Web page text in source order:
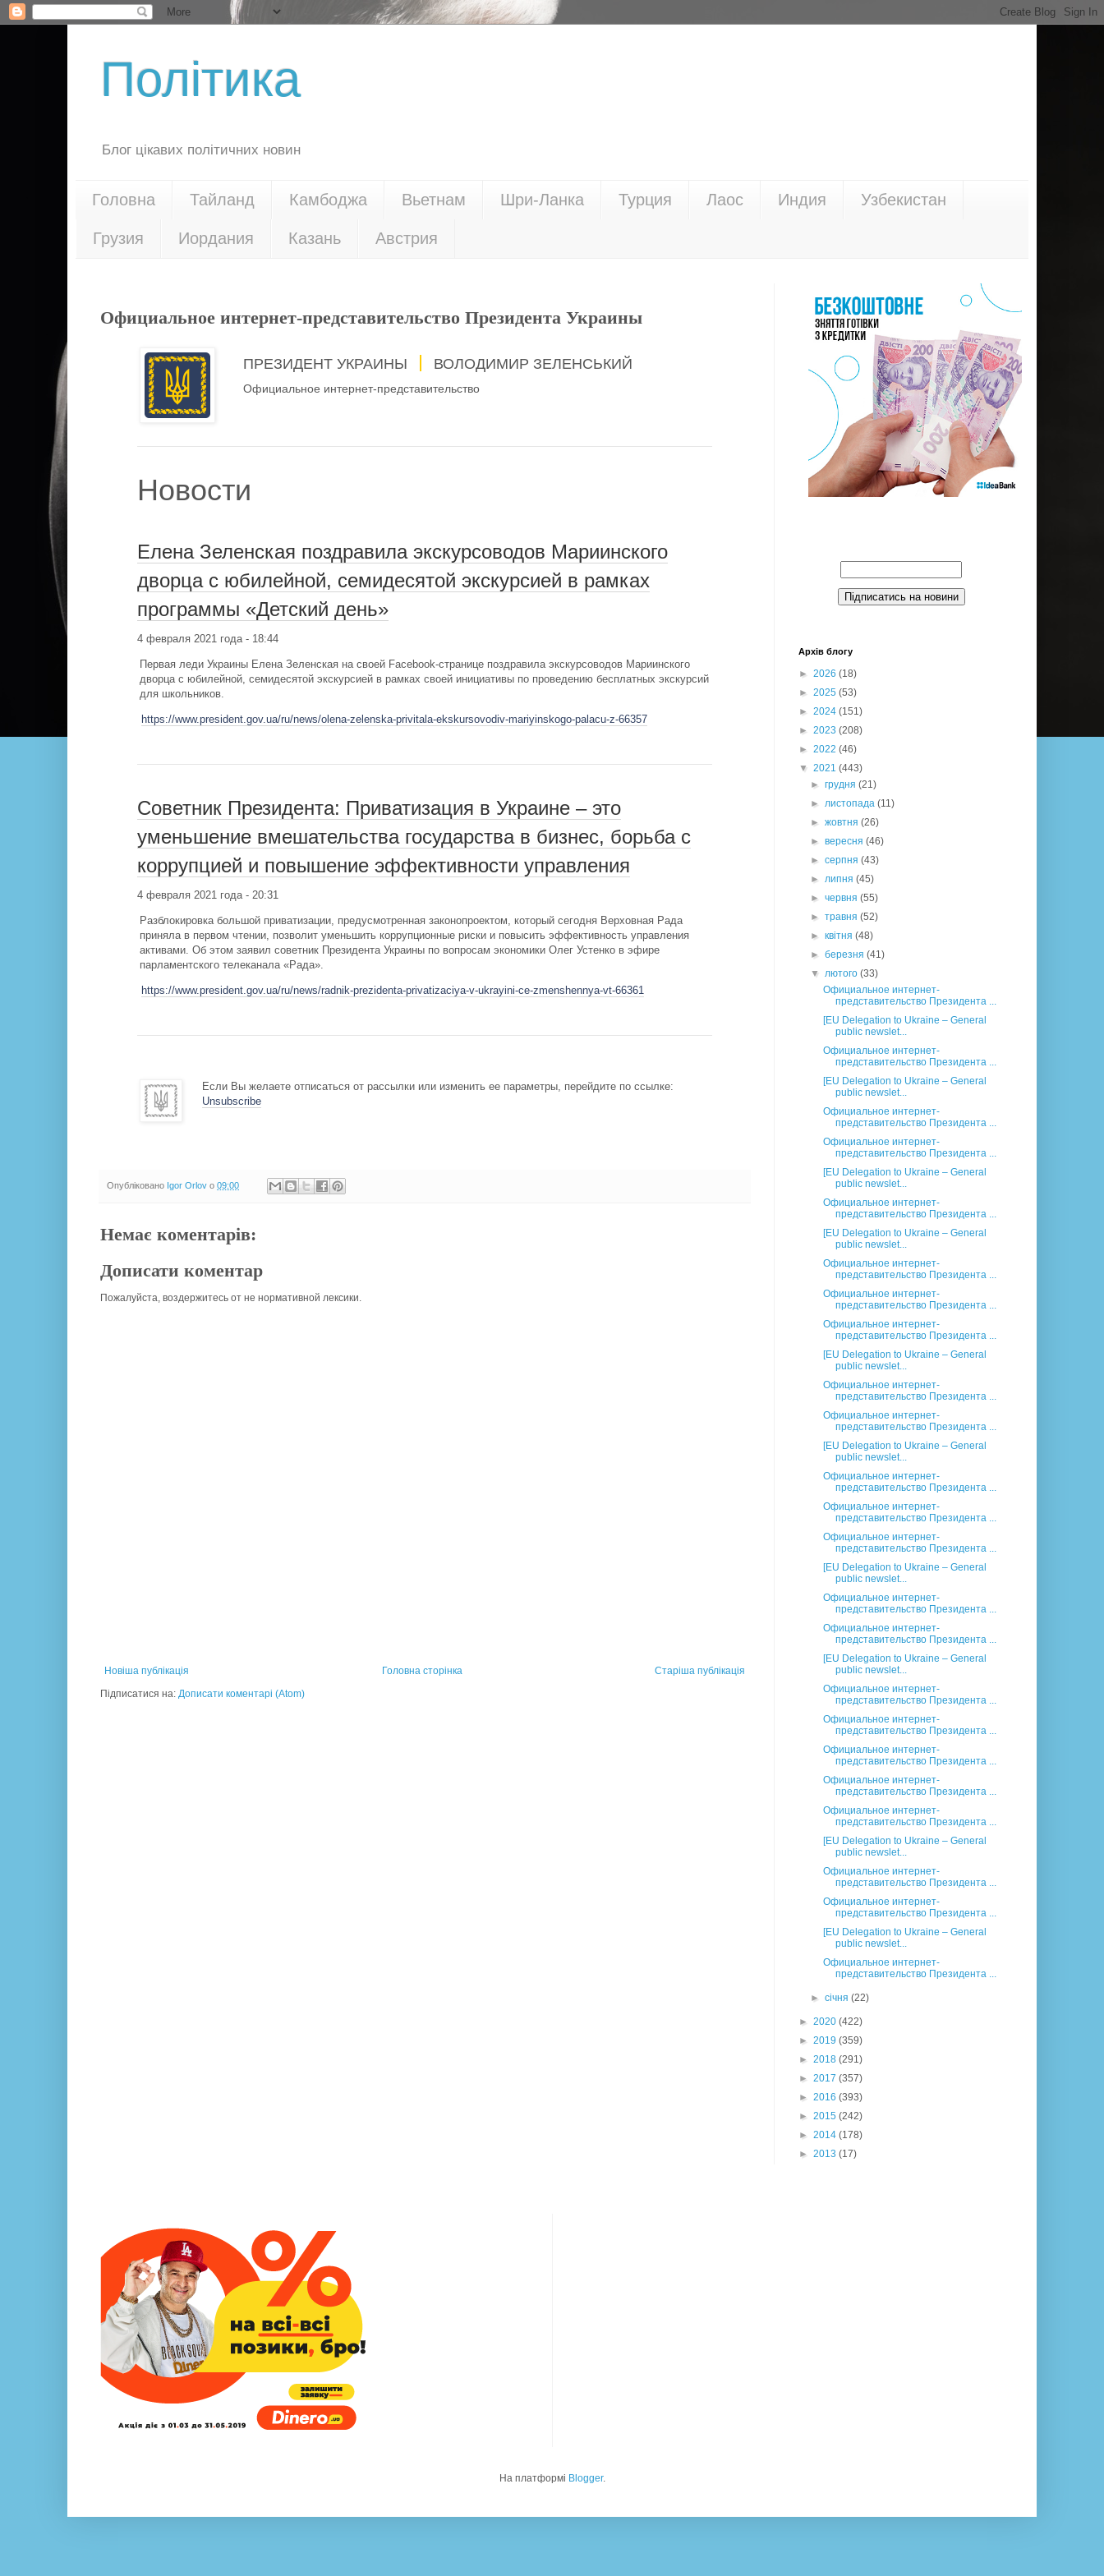
Політика
Блог цікавих політичних новин
Головна Тайланд Камбоджа Вьетнам Шри-Ланка Турция Лаос Индия Узбекистан
Грузия Иордания Казань Австрия
Официальное интернет-представительство Президента Украины
ПРЕЗИДЕНТ УКРАИНЫ ВОЛОДИМИР ЗЕЛЕНСЬКИЙ
Официальное интернет-представительство
Новости
Елена Зеленская поздравила экскурсоводов Мариинского
дворца с юбилейной, семидесятой экскурсией в рамках
программы «Детский день»
4 февраля 2021 года - 18:44
Первая леди Украины Елена Зеленская на своей Facebook-странице поздравила экскурсоводов Мариинского
дворца с юбилейной, семидесятой экскурсией в рамках своей инициативы по проведению бесплатных экскурсий
для школьников.
https://www.president.gov.ua/ru/news/olena-zelenska-privitala-ekskursovodiv-mariyinskogo-palacu-z-66357
Советник Президента: Приватизация в Украине – это
уменьшение вмешательства государства в бизнес, борьба с
коррупцией и повышение эффективности управления
4 февраля 2021 года - 20:31
Разблокировка большой приватизации, предусмотренная законопроектом, который сегодня Верховная Рада
приняла в первом чтении, позволит уменьшить коррупционные риски и повысить эффективность управления
активами. Об этом заявил советник Президента Украины по вопросам экономики Олег Устенко в эфире
парламентского телеканала «Рада».
https://www.president.gov.ua/ru/news/radnik-prezidenta-privatizaciya-v-ukrayini-ce-zmenshennya-vt-66361
Если Вы желаете отписаться от рассылки или изменить ее параметры, перейдите по ссылке:
Unsubscribe
Опубліковано Igor Orlov о 09:00
Немає коментарів:
Дописати коментар
Пожалуйста, воздержитесь от не нормативной лексики.
Новіша публікація Старіша публікація
Головна сторінка
Підписатися на: Дописати коментарі (Atom)
Архів блогу
► 2026 (18)
► 2025 (53)
► 2024 (151)
► 2023 (208)
► 2022 (46)
▼ 2021 (443)
►грудня(21)
►листопада(11)
►жовтня(26)
►вересня(46)
►серпня(43)
►липня(45)
►червня(55)
►травня(52)
►квітня(48)
►березня(41)
▼лютого(33)
Официальное интернет-
представительство Президента ...
[EU Delegation to Ukraine – General
public newslet...
Официальное интернет-
представительство Президента ...
[EU Delegation to Ukraine – General
public newslet...
Официальное интернет-
представительство Президента ...
Официальное интернет-
представительство Президента ...
[EU Delegation to Ukraine – General
public newslet...
Официальное интернет-
представительство Президента ...
[EU Delegation to Ukraine – General
public newslet...
Официальное интернет-
представительство Президента ...
Официальное интернет-
представительство Президента ...
Официальное интернет-
представительство Президента ...
[EU Delegation to Ukraine – General
public newslet...
Официальное интернет-
представительство Президента ...
Официальное интернет-
представительство Президента ...
[EU Delegation to Ukraine – General
public newslet...
Официальное интернет-
представительство Президента ...
Официальное интернет-
представительство Президента ...
Официальное интернет-
представительство Президента ...
[EU Delegation to Ukraine – General
public newslet...
Официальное интернет-
представительство Президента ...
Официальное интернет-
представительство Президента ...
[EU Delegation to Ukraine – General
public newslet...
Официальное интернет-
представительство Президента ...
Официальное интернет-
представительство Президента ...
Официальное интернет-
представительство Президента ...
Официальное интернет-
представительство Президента ...
Официальное интернет-
представительство Президента ...
[EU Delegation to Ukraine – General
public newslet...
Официальное интернет-
представительство Президента ...
Официальное интернет-
представительство Президента ...
[EU Delegation to Ukraine – General
public newslet...
Официальное интернет-
представительство Президента ...
►січня(22)
► 2020 (422)
► 2019 (359)
► 2018 (291)
► 2017 (357)
► 2016 (393)
► 2015 (242)
► 2014 (178)
► 2013 (17)
На платформі Blogger.